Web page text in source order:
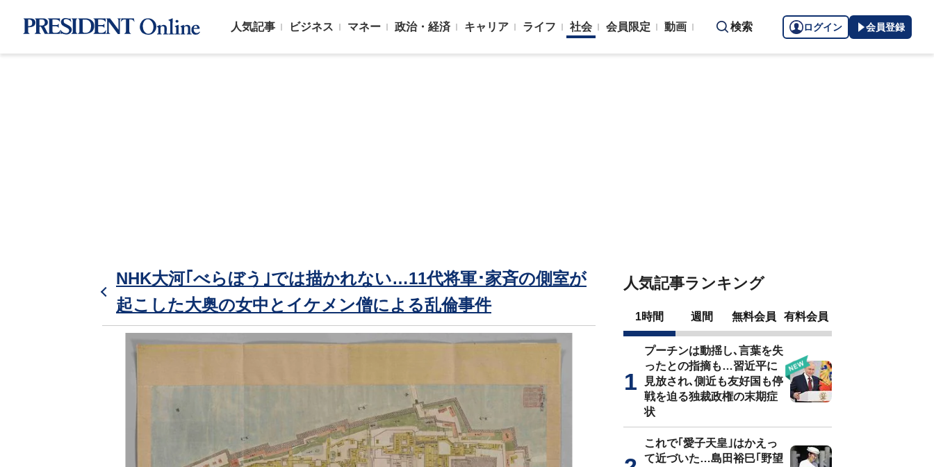
人気記事 ビジネス マネー 政治・経済 キャリア ライフ 社会 会員限定 動画 検索 ログイン 会員登録
NHK大河｢べらぼう｣では描かれない…11代将軍･家斉の側室が
起こした大奥の女中とイケメン僧による乱倫事件
人気記事ランキング
1時間 週間 無料会員 有料会員
プーチンは動揺し､言葉を失
ったとの指摘も…習近平に
見放され､側近も友好国も停
戦を迫る独裁政権の末期症
状
これで｢愛子天皇｣はかえっ
て近づいた…島田裕巳｢野望